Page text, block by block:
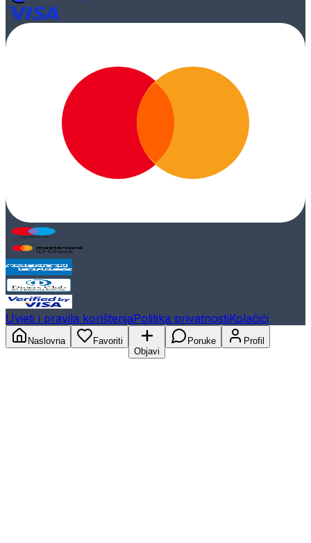
Uvjeti i pravila korištenjaPolitika privatnostiKolačići
Naslovna
Favoriti
Objavi
Poruke Profil